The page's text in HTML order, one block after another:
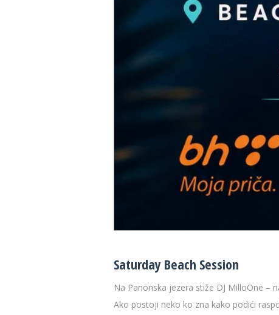
Saturday Beach Session
Na Panonska jezera stiže DJ MilloOne
Ako postoji neko ko zna kako podići